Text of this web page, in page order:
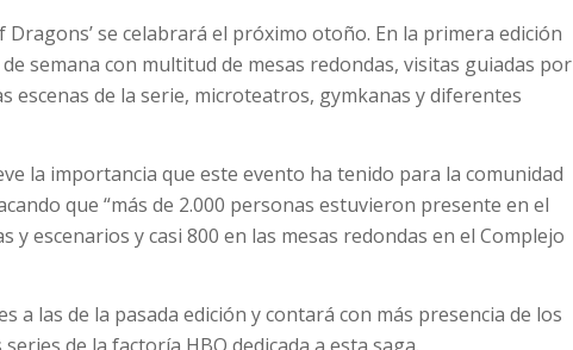
Dragons’ se celabrará el próximo otoño. En la primera edición
semana con multitud de mesas redondas, visitas guiadas por
de la serie, microteatros, gymkanas y diferentes
la importancia que este evento ha tenido para la comunidad
que “más de 2.000 personas estuvieron presente en el
escenarios y casi 800 en las mesas redondas en el Complejo
a las de la pasada edición y contará con más presencia de los
de la factoría HBO dedicada a esta saga.